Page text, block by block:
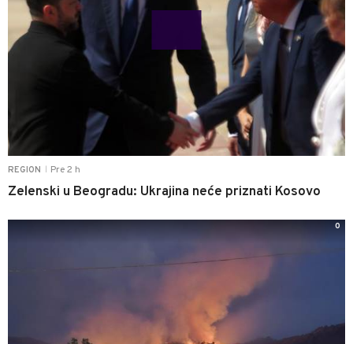
REGION Pre 2 h
Zelenski u Beogradu: Ukrajina neće priznati Kosovo
0